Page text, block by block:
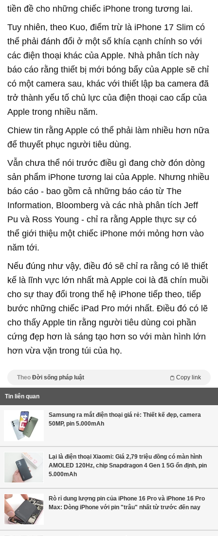
tiền đề cho những chiếc iPhone trong tương lai.
Tuy nhiên, theo Kuo, điểm trừ là iPhone 17 Slim có
thể phải đánh đổi ở một số khía cạnh chính so với
các điện thoại khác của Apple. Nhà phân tích này
báo cáo rằng thiết bị mới bóng bẩy của Apple sẽ chỉ
có một camera sau, khác với thiết lập ba camera đã
trở thành yếu tố chủ lực của điện thoại cao cấp của
Apple trong nhiều năm.
Chiew tin rằng Apple có thể phải làm nhiều hơn nữa
để thuyết phục người tiêu dùng.
Vẫn chưa thể nói trước điều gì đang chờ đón dòng
sản phẩm iPhone tương lai của Apple. Nhưng nhiều
báo cáo - bao gồm cả những báo cáo từ The
Information, Bloomberg và các nhà phân tích Jeff
Pu và Ross Young - chỉ ra rằng Apple thực sự có
thể giới thiệu một chiếc iPhone mới mỏng hơn vào
năm tới.
Nếu đúng như vậy, điều đó sẽ chỉ ra rằng có lẽ thiết
kế là lĩnh vực lớn nhất mà Apple coi là đã chín muồi
cho sự thay đổi trong thế hệ iPhone tiếp theo, tiếp
bước những chiếc iPad Pro mới nhất. Điều đó có lẽ
cho thấy Apple tin rằng người tiêu dùng coi phần
cứng đẹp hơn là sáng tạo hơn so với màn hình lớn
hơn vừa vặn trong túi của họ.
Theo Đời sống pháp luật Copy link
Tin liên quan
Samsung ra mắt điện thoại giá rẻ: Thiết kế đẹp, camera
50MP, pin 5.000mAh
Lại là điện thoại Xiaomi: Giá 2,79 triệu đồng có màn hình
AMOLED 120Hz, chip Snapdragon 4 Gen 1 5G ổn định, pin
5.000mAh
Rò rỉ dung lượng pin của iPhone 16 Pro và iPhone 16 Pro
Max: Dòng iPhone với pin "trâu" nhất từ trước đến nay